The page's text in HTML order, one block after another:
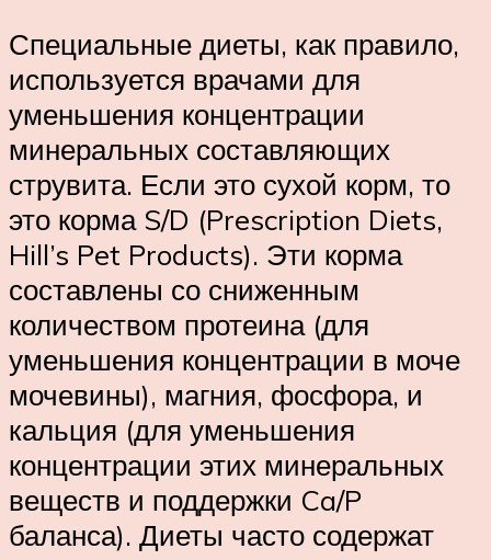
Специальные диеты, как правило,
используется врачами для
уменьшения концентрации
минеральных составляющих
струвита. Если это сухой корм, то
это корма S/D (Prescription Diets,
Hill’s Pet Products). Эти корма
составлены со сниженным
количеством протеина (для
уменьшения концентрации в моче
мочевины), магния, фосфора, и
кальция (для уменьшения
концентрации этих минеральных
веществ и поддержки Ca/P
баланса). Диеты часто содержат